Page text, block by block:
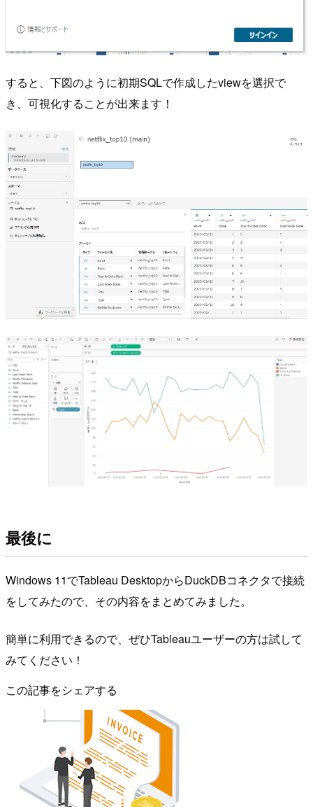
すると、下図のように初期SQLで作成したviewを選択で
き、可視化することが出来ます！
最後に
Windows 11でTableau DesktopからDuckDBコネクタで接続
をしてみたので、その内容をまとめてみました。
簡単に利用できるので、ぜひTableauユーザーの方は試して
みてください！
この記事をシェアする